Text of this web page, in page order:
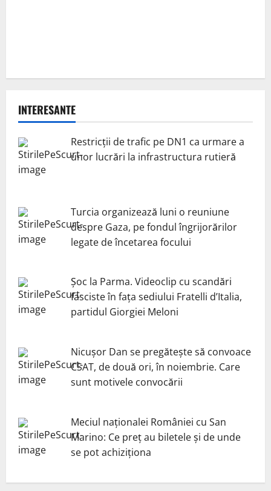
INTERESANTE
Restricții de trafic pe DN1 ca urmare a
unor lucrări la infrastructura rutieră
Turcia organizează luni o reuniune
despre Gaza, pe fondul îngrijorărilor
legate de încetarea focului
Șoc la Parma. Videoclip cu scandări
fasciste în fața sediului Fratelli d’Italia,
partidul Giorgiei Meloni
Nicuşor Dan se pregăteşte să convoace
CSAT, de două ori, în noiembrie. Care
sunt motivele convocării
Meciul naționalei României cu San
Marino: Ce preț au biletele și de unde
se pot achiziționa